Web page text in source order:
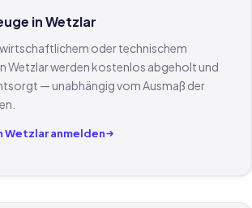
in Wetzlar
oder technischem
Wetzlar werden kostenlos abgeholt und
— unabhängig vom Ausmaß der
Wetzlar anmelden